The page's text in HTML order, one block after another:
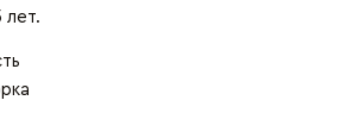
лет.